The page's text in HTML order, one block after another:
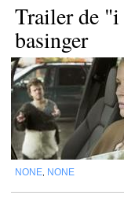
Trailer de
basinger
NONE NONE